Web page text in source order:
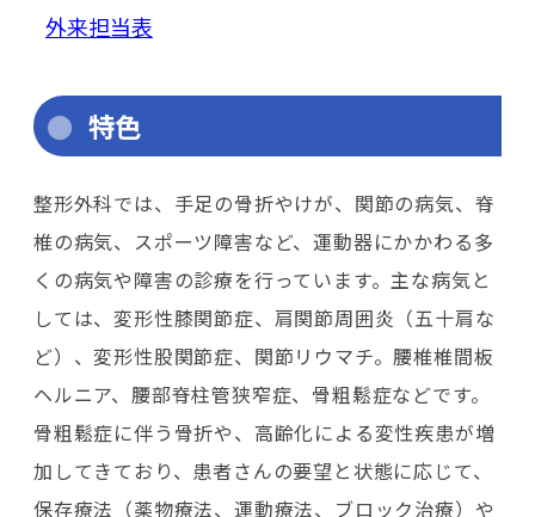
外来担当表
特色
整形外科では、手足の骨折やけが、関節の病気、脊
椎の病気、スポーツ障害など、運動器にかかわる多
くの病気や障害の診療を行っています。主な病気と
しては、変形性膝関節症、肩関節周囲炎（五十肩な
ど）、変形性股関節症、関節リウマチ。腰椎椎間板
ヘルニア、腰部脊柱管狭窄症、骨粗鬆症などです。
骨粗鬆症に伴う骨折や、高齢化による変性疾患が増
加してきており、患者さんの要望と状態に応じて、
保存療法（薬物療法、運動療法、ブロック治療）や